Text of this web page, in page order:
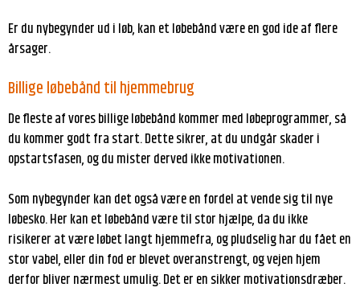
Er du nybegynder ud i løb, kan et løbebånd være en god ide af flere
årsager.
Billige løbebånd til hjemmebrug
De fleste af vores billige løbebånd kommer med løbeprogrammer, så
du kommer godt fra start. Dette sikrer, at du undgår skader i
opstartsfasen, og du mister derved ikke motivationen.
Som nybegynder kan det også være en fordel at vende sig til nye
løbesko. Her kan et løbebånd være til stor hjælpe, da du ikke
risikerer at være løbet langt hjemmefra, og pludselig har du fået en
stor vabel, eller din fod er blevet overanstrengt, og vejen hjem
derfor bliver nærmest umulig. Det er en sikker motivationsdræber.